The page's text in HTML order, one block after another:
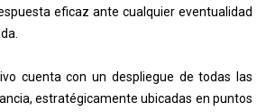
eficaz ante cualquier eventualidad
cuenta con un despliegue de todas las
estratégicamente ubicadas en puntos